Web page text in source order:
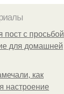
пост с просьбой
для домашней
как
настроение